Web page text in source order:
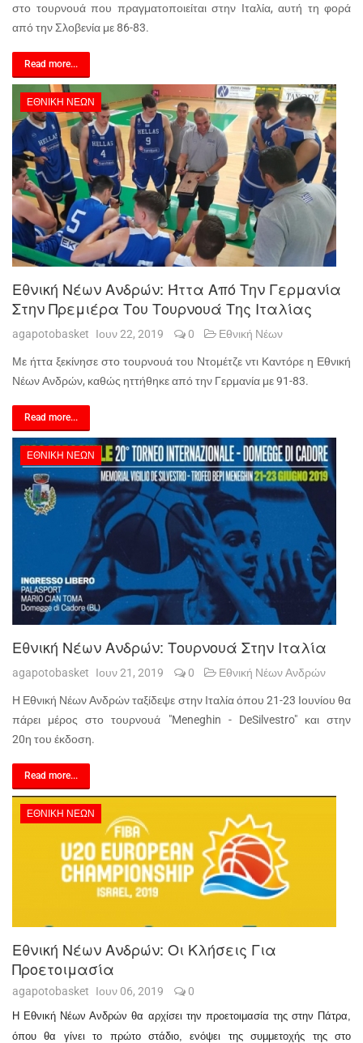
στο τουρνουά που πραγματοποιείται στην Ιταλία, αυτή τη φορά
από την Σλοβενία με 86-83.
Read more...
ΕΘΝΙΚΉ ΝΈΩΝ
Εθνική Νέων Ανδρών: Ήττα Από Την Γερμανία
Στην Πρεμιέρα Του Τουρνουά Της Ιταλίας
agapotobasket Ιουν 22, 2019 0 Εθνική Νέων
Με ήττα ξεκίνησε στο τουρνουά του Ντομέτζε ντι Καντόρε η Εθνική
Νέων Ανδρών, καθώς ηττήθηκε από την Γερμανία με 91-83.
Read more...
ΕΘΝΙΚΉ ΝΈΩΝ
Εθνική Νέων Ανδρών: Τουρνουά Στην Ιταλία
agapotobasket Ιουν 21, 2019 0 Εθνική Νέων Ανδρών
Η Εθνική Νέων Ανδρών ταξίδεψε στην Ιταλία όπου 21-23 Ιουνίου θα
πάρει μέρος στο τουρνουά "Meneghin - DeSilvestro" και στην
20η του έκδοση.
Read more...
ΕΘΝΙΚΉ ΝΈΩΝ
Εθνική Νέων Ανδρών: Οι Κλήσεις Για
Προετοιμασία
agapotobasket Ιουν 06, 2019 0
Η Εθνική Νέων Ανδρών θα αρχίσει την προετοιμασία της στην Πάτρα,
όπου θα γίνει το πρώτο στάδιο,ενόψει της συμμετοχής της στο